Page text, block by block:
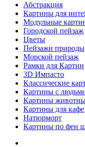
Абстракция
Картины для
Модульные
Городской пейзаж
Цветы
Пейзажи природы
Морской пейзаж
Рамки для Картин
3D Импасто
Классические
Картины с
Картины
Картины для кафе
Натюрморт
Картины по фен